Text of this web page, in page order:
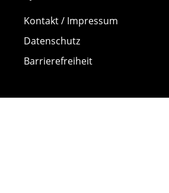
Kontakt / Impressum
Datenschutz
Barrierefreiheit